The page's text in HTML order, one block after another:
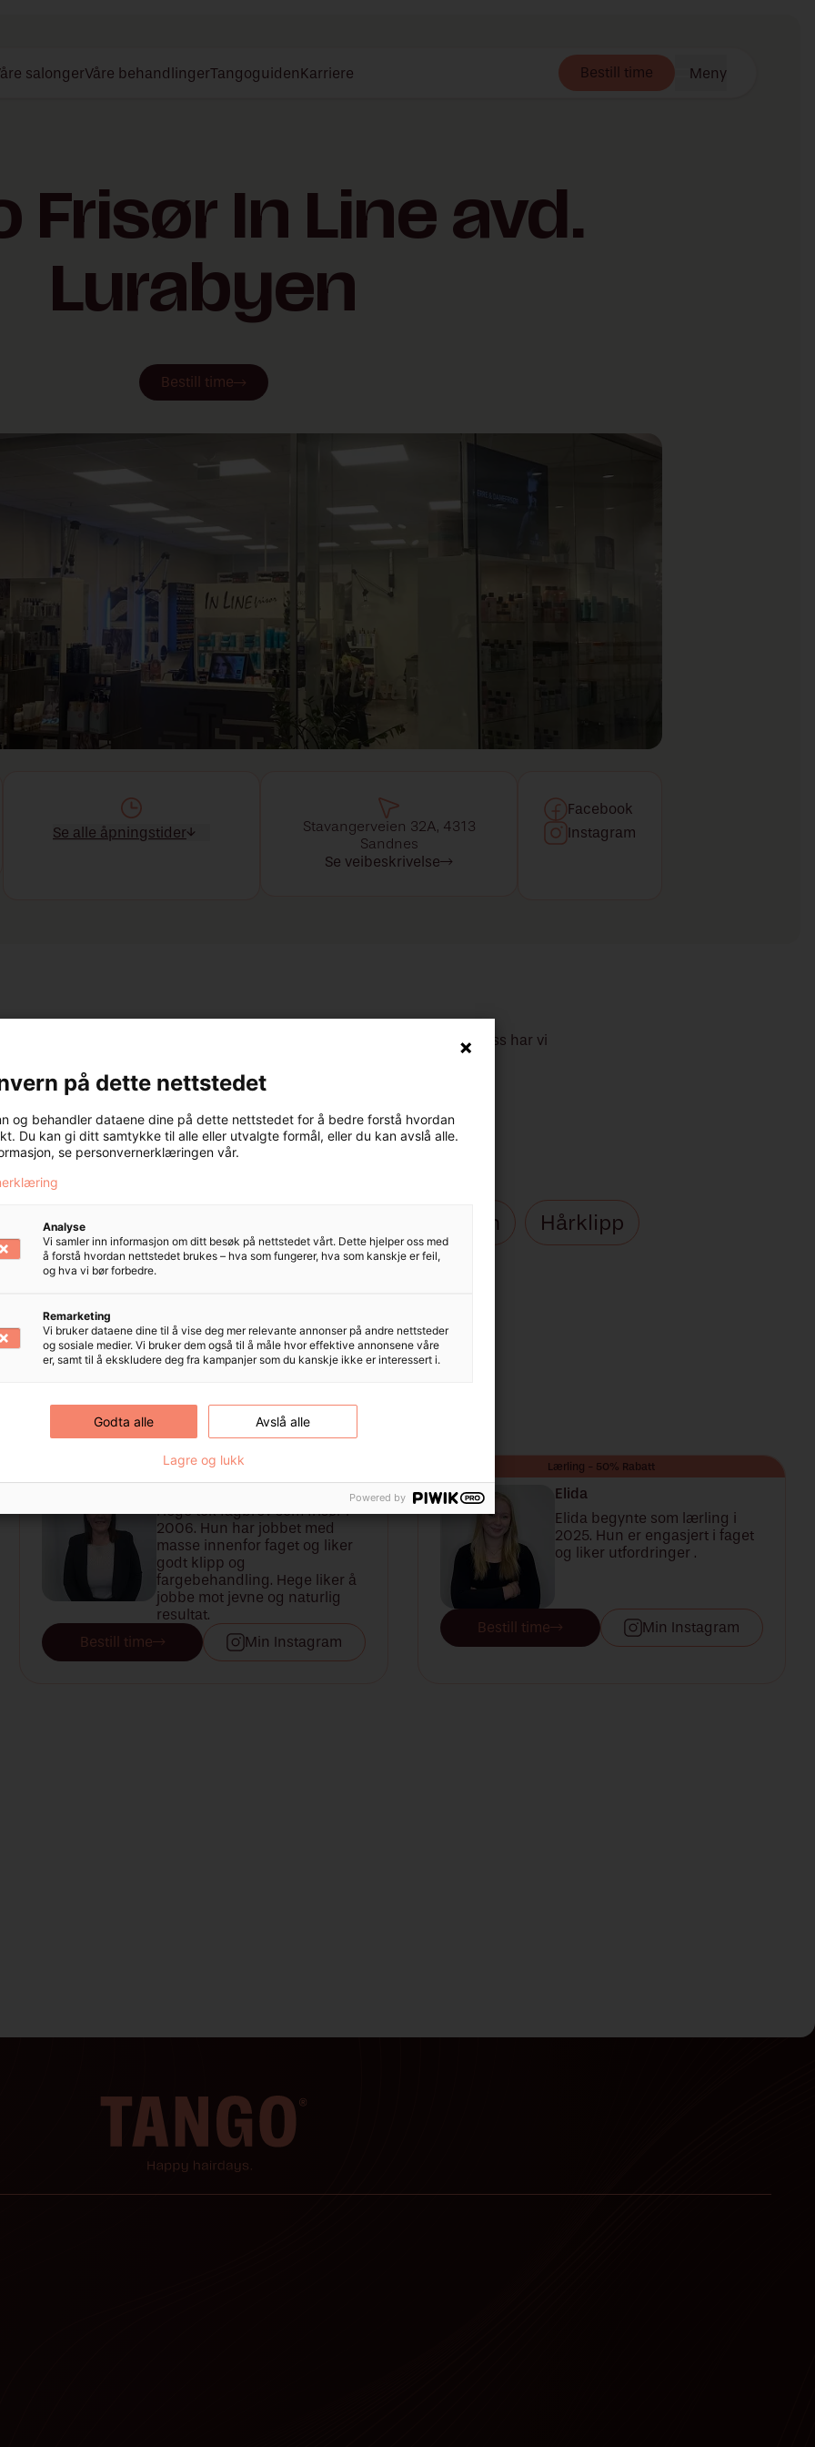
salongerVåre behandlingerTangoguidenKarriere Bestill time Meny
Frisør In Line avd.
Lurabyen
Bestill time
Se alle åpningstider
Stavangerveien 32A, 4313
Sandnes
Se veibeskrivelse
Facebook
Instagram
på Lurabyen Senter. Vi er 3 utdannede frisører med svennebrev. Hos oss har vi
BEHANDLINGER
Hulltak Fargedesign
Hårklipp
Skjegg Striper Vask, kur og styling
Hege
Hege tok fagbrev som frisør i
2006. Hun har jobbet med
masse innenfor faget og liker
godt klipp og
fargebehandling. Hege liker å
jobbe mot jevne og naturlig
resultat.
Bestill time
Min Instagram
Lærling - 50% Rabatt
Elida
Elida begynte som lærling i
2025. Hun er engasjert i faget
og liker utfordringer .
Bestill time Min Instagram
på dette nettstedet
og behandler dataene dine på dette nettstedet for å bedre forstå hvordan
Du kan gi ditt samtykke til alle eller utvalgte formål, eller du kan avslå alle.
se personvernerklæringen vår.
Analyse
Vi samler inn informasjon om ditt besøk på nettstedet vårt. Dette hjelper oss med
å forstå hvordan nettstedet brukes – hva som fungerer, hva som kanskje er feil,
og hva vi bør forbedre.
Remarketing
Vi bruker dataene dine til å vise deg mer relevante annonser på andre nettsteder
og sosiale medier. Vi bruker dem også til å måle hvor effektive annonsene våre
er, samt til å ekskludere deg fra kampanjer som du kanskje ikke er interessert i.
Godta alle Avslå alle
Lagre og lukk
Powered by